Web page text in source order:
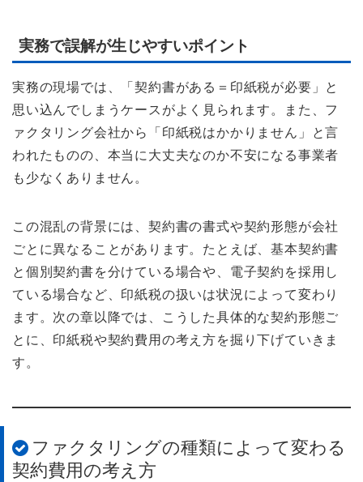
実務で誤解が生じやすいポイント
実務の現場では、「契約書がある＝印紙税が必要」と
思い込んでしまうケースがよく見られます。また、フ
ァクタリング会社から「印紙税はかかりません」と言
われたものの、本当に大丈夫なのか不安になる事業者
も少なくありません。
この混乱の背景には、契約書の書式や契約形態が会社
ごとに異なることがあります。たとえば、基本契約書
と個別契約書を分けている場合や、電子契約を採用し
ている場合など、印紙税の扱いは状況によって変わり
ます。次の章以降では、こうした具体的な契約形態ご
とに、印紙税や契約費用の考え方を掘り下げていきま
す。
ファクタリングの種類によって変わる
契約費用の考え方